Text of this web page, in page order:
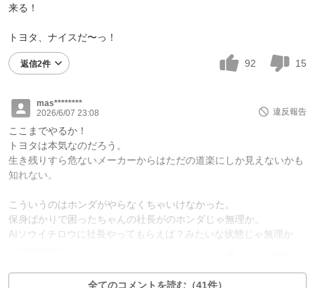
来る！
トヨタ、ナイスだ〜っ！
返信2件 92 15
mas********
2026/6/07 23:08
違反報告
ここまでやるか！
トヨタは本気なのだろう。
生き残りすら危ないメーカーからはただの道楽にしか見えないかも
知れない。
こういうのはホンダがやらなくちゃいけなかった。
保身ばかりで困ったちゃんの社長がのホンダじゃ無理か。
AIソウイチロウに社長やってもらえば？みたいな状態じゃ無理か
全てのコメントを読む（41件）